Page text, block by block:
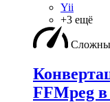
Yii
+3 ещё
FFMpeg